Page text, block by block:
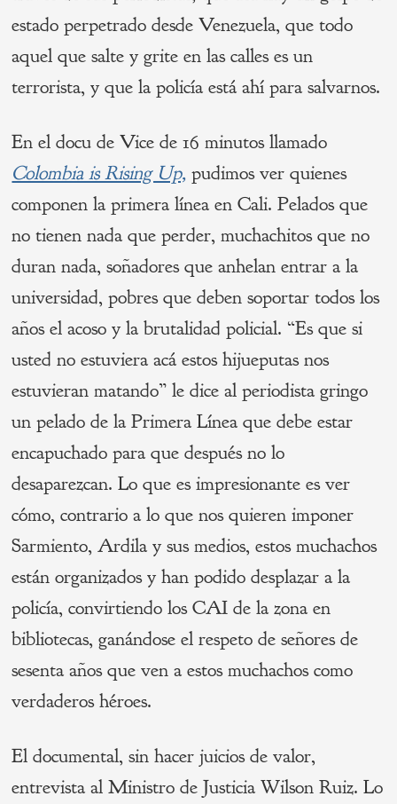
estado perpetrado desde Venezuela, que todo
aquel que salte y grite en las calles es un
terrorista, y que la policía está ahí para salvarnos.
En el docu de Vice de 16 minutos llamado
Colombia is Rising Up, pudimos ver quienes
componen la primera línea en Cali. Pelados que
no tienen nada que perder, muchachitos que no
duran nada, soñadores que anhelan entrar a la
universidad, pobres que deben soportar todos los
años el acoso y la brutalidad policial. “Es que si
usted no estuviera acá estos hijueputas nos
estuvieran matando” le dice al periodista gringo
un pelado de la Primera Línea que debe estar
encapuchado para que después no lo
desaparezcan. Lo que es impresionante es ver
cómo, contrario a lo que nos quieren imponer
Sarmiento, Ardila y sus medios, estos muchachos
están organizados y han podido desplazar a la
policía, convirtiendo los CAI de la zona en
bibliotecas, ganándose el respeto de señores de
sesenta años que ven a estos muchachos como
verdaderos héroes.
El documental, sin hacer juicios de valor,
entrevista al Ministro de Justicia Wilson Ruiz. Lo